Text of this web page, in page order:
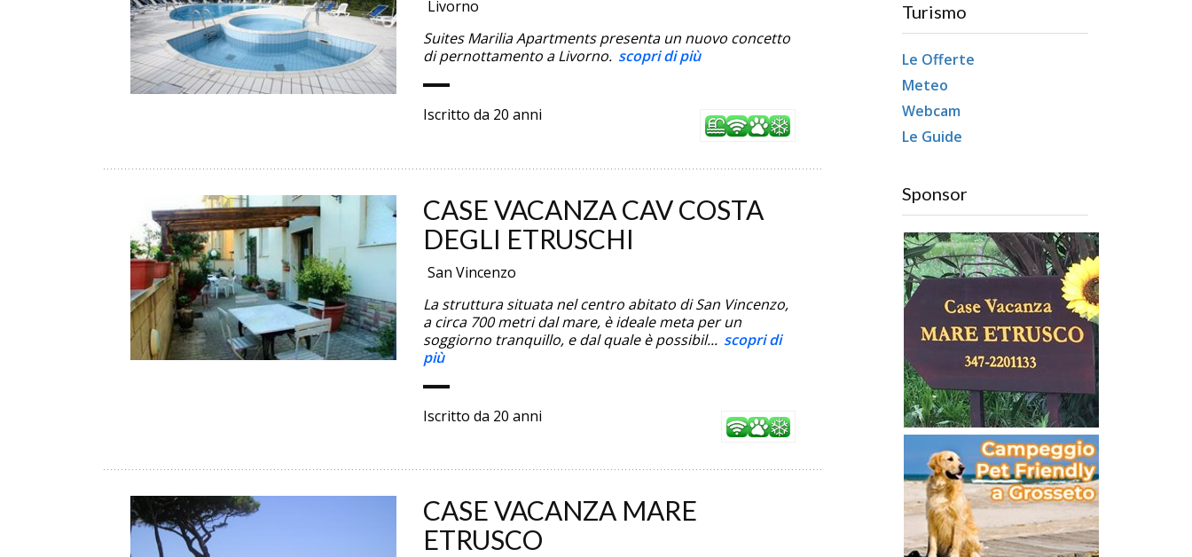
Livorno
Suites Marilia Apartments presenta un nuovo concetto
di pernottamento a Livorno. scopri di più
Iscritto da 20 anni
CASE VACANZA CAV COSTA
DEGLI ETRUSCHI
San Vincenzo
La struttura situata nel centro abitato di San Vincenzo,
a circa 700 metri dal mare, è ideale meta per un
soggiorno tranquillo, e dal quale è possibil... scopri di
più
Iscritto da 20 anni
CASE VACANZA MARE
ETRUSCO
Turismo
Le Offerte
Meteo
Webcam
Le Guide
Sponsor